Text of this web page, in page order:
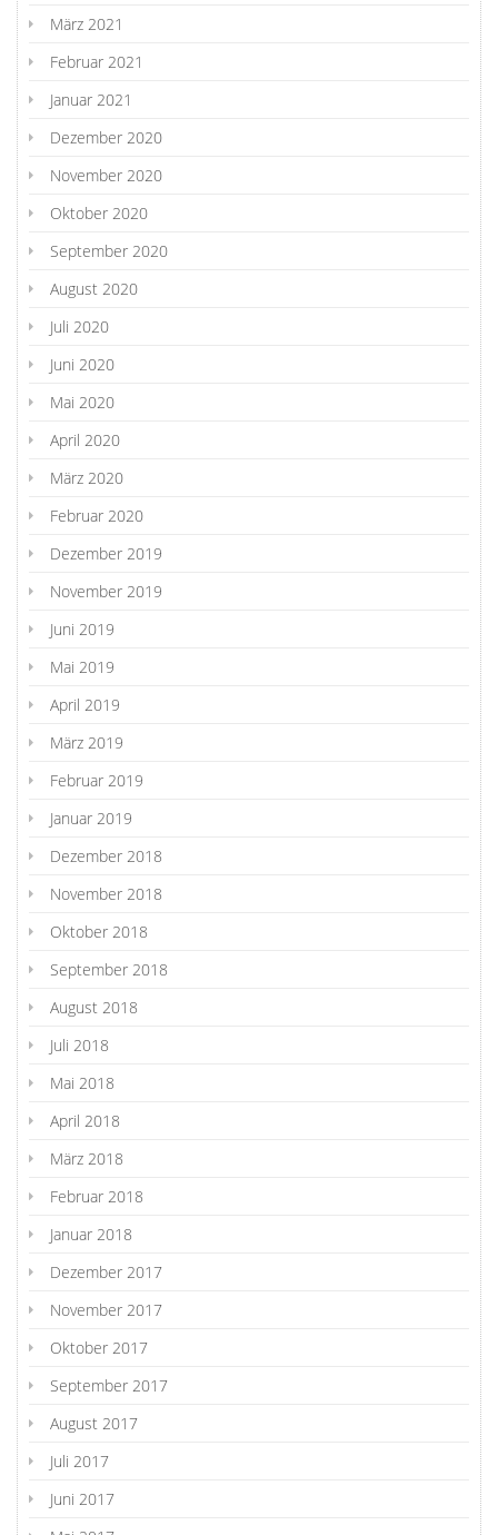
März 2021
Februar 2021
Januar 2021
Dezember 2020
November 2020
Oktober 2020
September 2020
August 2020
Juli 2020
Juni 2020
Mai 2020
April 2020
März 2020
Februar 2020
Dezember 2019
November 2019
Juni 2019
Mai 2019
April 2019
März 2019
Februar 2019
Januar 2019
Dezember 2018
November 2018
Oktober 2018
September 2018
August 2018
Juli 2018
Mai 2018
April 2018
März 2018
Februar 2018
Januar 2018
Dezember 2017
November 2017
Oktober 2017
September 2017
August 2017
Juli 2017
Juni 2017